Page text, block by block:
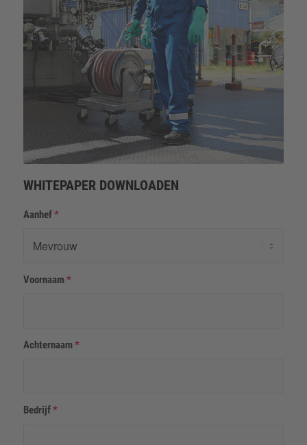
WHITEPAPER DOWNLOADEN
Aanhef*
Voornaam *
Achternaam *
Bedrijf*